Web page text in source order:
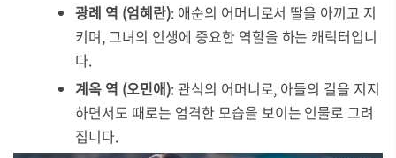
광례 역 (엄혜란): 애순의 어머니로서 딸을 아끼고 지
키며, 그녀의 인생에 중요한 역할을 하는 캐릭터입니
다.
계옥 역 (오민애): 관식의 어머니로, 아들의 길을 지지
하면서도 때로는 엄격한 모습을 보이는 인물로 그려
집니다.